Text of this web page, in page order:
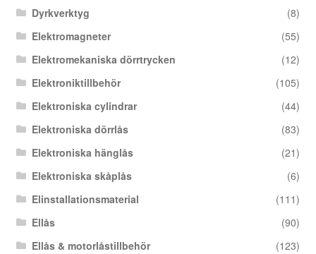
Dyrkverktyg
(8)
Elektromagneter
(55)
Elektromekaniska dörrtrycken
(12)
Elektroniktillbehör
(105)
Elektroniska cylindrar
(44)
Elektroniska dörrlås
(83)
Elektroniska hänglås
(21)
Elektroniska skåplås
(6)
Elinstallationsmaterial
(111)
Ellås
(90)
Ellås & motorlåstillbehör
(123)